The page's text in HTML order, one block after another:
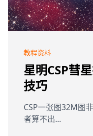
教程资料
星明CSP彗
技巧
CSP一张图32M图
者算不出...